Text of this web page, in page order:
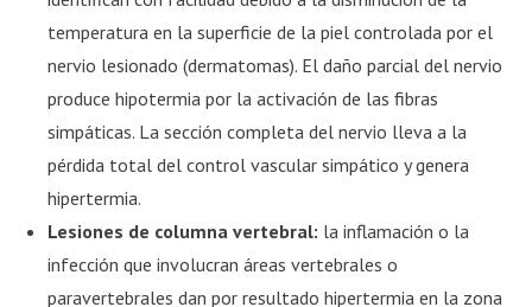
temperatura en la superficie de la piel controlada por el
nervio lesionado (dermatomas). El daño parcial del nervio
produce hipotermia por la activación de las fibras
simpáticas. La sección completa del nervio lleva a la
pérdida total del control vascular simpático y genera
hipertermia.
Lesiones de columna vertebral: la inflamación o la
infección que involucran áreas vertebrales o
paravertebrales dan por resultado hipertermia en la zona